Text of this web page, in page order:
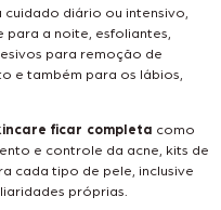
diário ou intensivo,
a noite, esfoliantes,
para remoção de
e também para os lábios,
ficar completa como
e controle da acne, kits de
cada tipo de pele, inclusive
próprias.